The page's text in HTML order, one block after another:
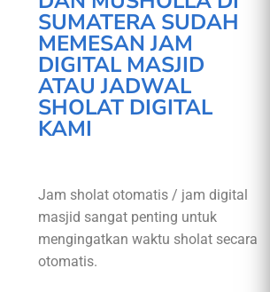
SUMATERA SUDAH
MEMESAN JAM
DIGITAL MASJID
ATAU JADWAL
SHOLAT DIGITAL
KAMI
Jam sholat otomatis / jam digital
masjid sangat penting untuk
mengingatkan waktu sholat secara
otomatis.